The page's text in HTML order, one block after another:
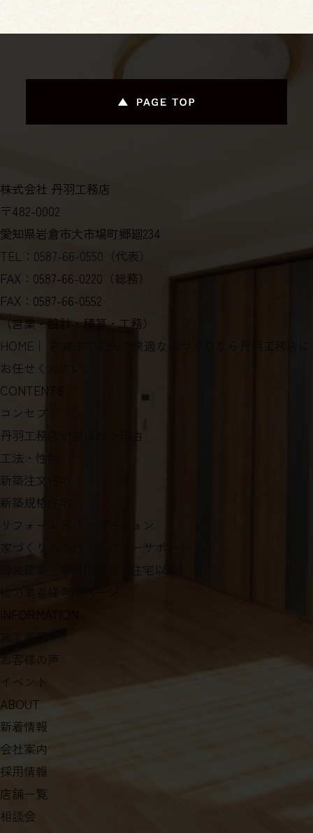
株式会社 丹羽工務店
〒482-0002
愛知県岩倉市大市場町郷廻234
TEL：0587-66-0550（代表）
FAX：0587-66-0220（総務）
FAX：0587-66-0552
（営業・設計・積算・工務）
HOME ｜ 岩倉市で丈夫で快適な家づくりなら丹羽工務店に
お任せください。
CONTENTS
コンセプト
丹羽工務店が選ばれる理由
工法・性能
新築注文住宅
新築規格住宅
リフォーム＆リノベーション
家づくりの流れ・アフターサポート
公共建築・事業用施設【住宅以外】
協力業者様専用ページ
お客様の声
イベント
ABOUT
新着情報
会社案内
採用情報
店舗一覧
相談会